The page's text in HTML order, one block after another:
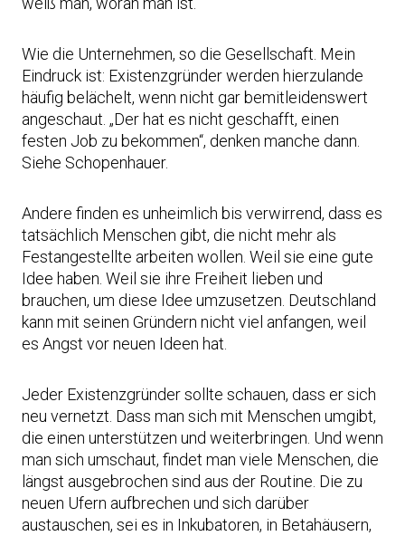
Wie die Unternehmen, so die Gesellschaft. Mein
Eindruck ist: Existenzgründer werden hierzulande
häufig belächelt, wenn nicht gar bemitleidenswert
angeschaut. „Der hat es nicht geschafft, einen
festen Job zu bekommen“, denken manche dann.
Siehe Schopenhauer.
Andere finden es unheimlich bis verwirrend, dass es
tatsächlich Menschen gibt, die nicht mehr als
Festangestellte arbeiten wollen. Weil sie eine gute
Idee haben. Weil sie ihre Freiheit lieben und
brauchen, um diese Idee umzusetzen. Deutschland
kann mit seinen Gründern nicht viel anfangen, weil
es Angst vor neuen Ideen hat.
Jeder Existenzgründer sollte schauen, dass er sich
neu vernetzt. Dass man sich mit Menschen umgibt,
die einen unterstützen und weiterbringen. Und wenn
man sich umschaut, findet man viele Menschen, die
längst ausgebrochen sind aus der Routine. Die zu
neuen Ufern aufbrechen und sich darüber
austauschen, sei es in Inkubatoren, in Betahäusern,